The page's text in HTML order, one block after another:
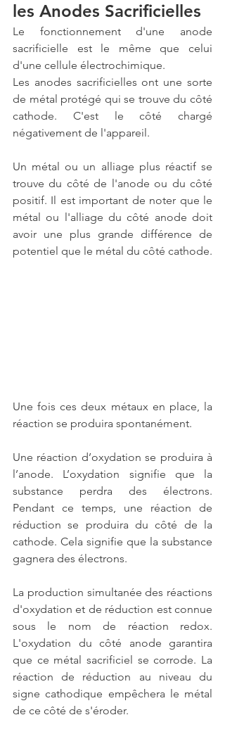
les Anodes Sacrificielles
Le fonctionnement d'une anode
sacrificielle est le même que celui
d'une cellule électrochimique.
Les anodes sacrificielles ont une sorte
de métal protégé qui se trouve du côté
cathode. C'est le côté chargé
négativement de l'appareil.
Un métal ou un alliage plus réactif se
trouve du côté de l'anode ou du côté
positif. Il est important de noter que le
métal ou l'alliage du côté anode doit
avoir une plus grande différence de
potentiel que le métal du côté cathode.
Une fois ces deux métaux en place, la
réaction se produira spontanément.
Une réaction d’oxydation se produira à
l’anode. L’oxydation signifie que la
substance perdra des électrons.
Pendant ce temps, une réaction de
réduction se produira du côté de la
cathode. Cela signifie que la substance
gagnera des électrons.
La production simultanée des réactions
d'oxydation et de réduction est connue
sous le nom de réaction redox.
L'oxydation du côté anode garantira
que ce métal sacrificiel se corrode. La
réaction de réduction au niveau du
signe cathodique empêchera le métal
de ce côté de s'éroder.